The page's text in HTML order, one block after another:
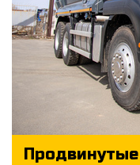
Продвинутые